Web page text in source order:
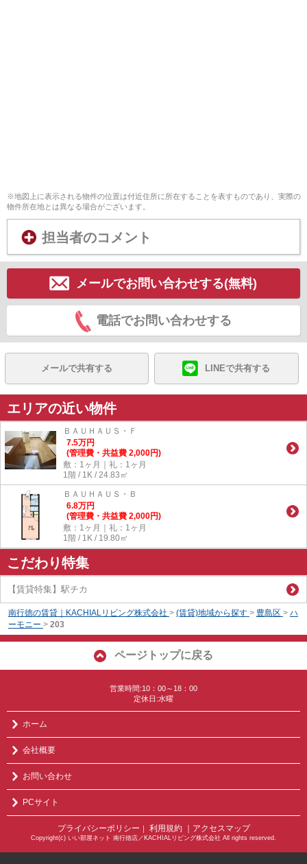
※地図上に表示される物件の位置は付近住所に所在することを表すものであり、実際の
物件所在地とは異なる場合がございます。
担当者のコメント
メールでお問い合わせする(無料)
電話でお問い合わせする
メールで共有する LINEで共有する
エリアの近い物件
ＢＡＵＨＡＵＳ・Ｆ
7.5万円
(管理費・共益費 2,000円)
敷：1ヶ月｜礼：1ヶ月
1階 / 1K / 24.83㎡
ＢＡＵＨＡＵＳ・Ｂ
6.8万円
(管理費・共益費 2,000円)
敷：1ヶ月｜礼：1ヶ月
1階 / 1K / 19.80㎡
こだわり特集
【賃貸特集】駅チカ
南行徳の賃貸｜KACHIALリビング株式会社 > (賃貸)地域から探す > 豊島区 > ハ
ーモニー > 203
ページトップに戻る
営業時間:10：00～18：00
定休日:水曜
ホーム
会社概要
お問い合わせ
PCサイト
プライバシーポリシー ｜ 利用規約 ｜アクセスマップ
Copyright(c) いい部屋ネット 南行徳店／KACHIALリビング株式会社 All rights reserved.